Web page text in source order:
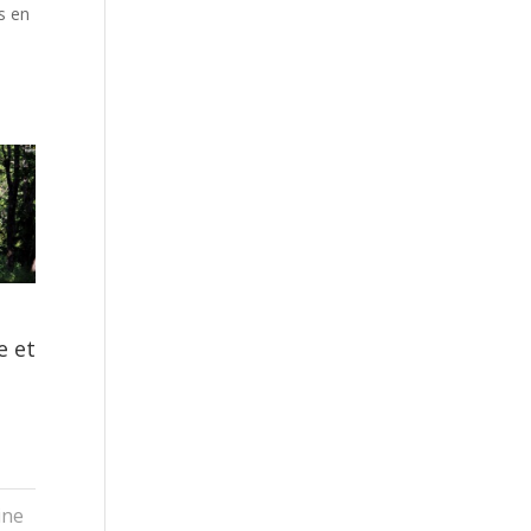
en
et